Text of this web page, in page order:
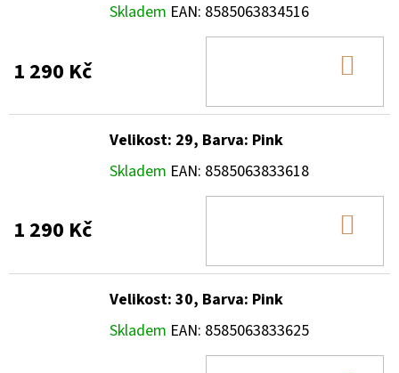
Skladem EAN: 8585063834516
1 290 Kč
Velikost: 29, Barva: Pink
Skladem EAN: 8585063833618
1 290 Kč
Velikost: 30, Barva: Pink
Skladem EAN: 8585063833625